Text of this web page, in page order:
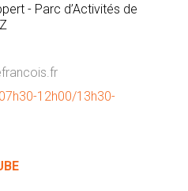
- Parc d’Activités de
12h00/13h30-